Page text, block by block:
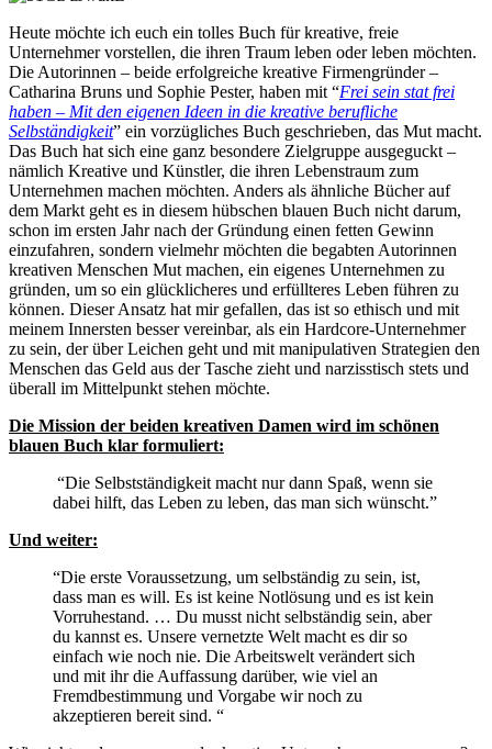
Heute möchte ich euch ein tolles Buch für kreative, freie
Unternehmer vorstellen, die ihren Traum leben oder leben möchten.
Die Autorinnen – beide erfolgreiche kreative Firmengründer –
Catharina Bruns und Sophie Pester, haben mit “Frei sein stat frei
haben – Mit den eigenen Ideen in die kreative berufliche
Selbständigkeit” ein vorzügliches Buch geschrieben, das Mut macht.
Das Buch hat sich eine ganz besondere Zielgruppe ausgeguckt –
nämlich Kreative und Künstler, die ihren Lebenstraum zum
Unternehmen machen möchten. Anders als ähnliche Bücher auf
dem Markt geht es in diesem hübschen blauen Buch nicht darum,
schon im ersten Jahr nach der Gründung einen fetten Gewinn
einzufahren, sondern vielmehr möchten die begabten Autorinnen
kreativen Menschen Mut machen, ein eigenes Unternehmen zu
gründen, um so ein glücklicheres und erfüllteres Leben führen zu
können. Dieser Ansatz hat mir gefallen, das ist so ethisch und mit
meinem Innersten besser vereinbar, als ein Hardcore-Unternehmer
zu sein, der über Leichen geht und mit manipulativen Strategien den
Menschen das Geld aus der Tasche zieht und narzisstisch stets und
überall im Mittelpunkt stehen möchte.
Die Mission der beiden kreativen Damen wird im schönen
blauen Buch klar formuliert:
“Die Selbstständigkeit macht nur dann Spaß, wenn sie
dabei hilft, das Leben zu leben, das man sich wünscht.”
Und weiter:
“Die erste Voraussetzung, um selbständig zu sein, ist,
dass man es will. Es ist keine Notlösung und es ist kein
Vorruhestand. … Du musst nicht selbständig sein, aber
du kannst es. Unsere vernetzte Welt macht es dir so
einfach wie noch nie. Die Arbeitswelt verändert sich
und mit ihr die Auffassung darüber, wie viel an
Fremdbestimmung und Vorgabe wir noch zu
akzeptieren bereit sind. “